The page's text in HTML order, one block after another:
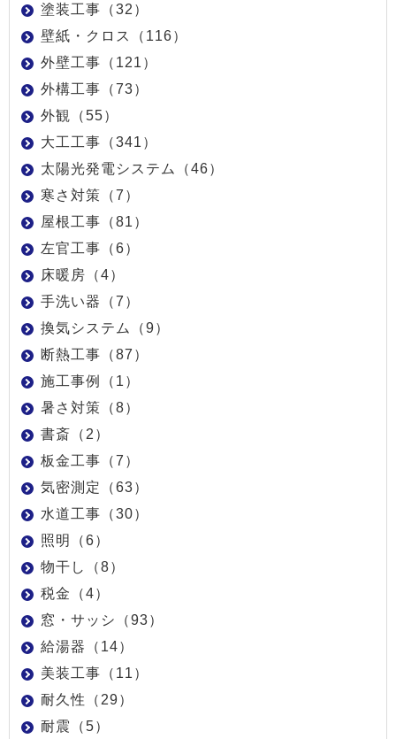
塗装工事（32）
壁紙・クロス（116）
外壁工事（121）
外構工事（73）
外観（55）
大工工事（341）
太陽光発電システム（46）
寒さ対策（7）
屋根工事（81）
左官工事（6）
床暖房（4）
手洗い器（7）
換気システム（9）
断熱工事（87）
施工事例（1）
暑さ対策（8）
書斎（2）
板金工事（7）
気密測定（63）
水道工事（30）
照明（6）
物干し（8）
税金（4）
窓・サッシ（93）
給湯器（14）
美装工事（11）
耐久性（29）
耐震（5）